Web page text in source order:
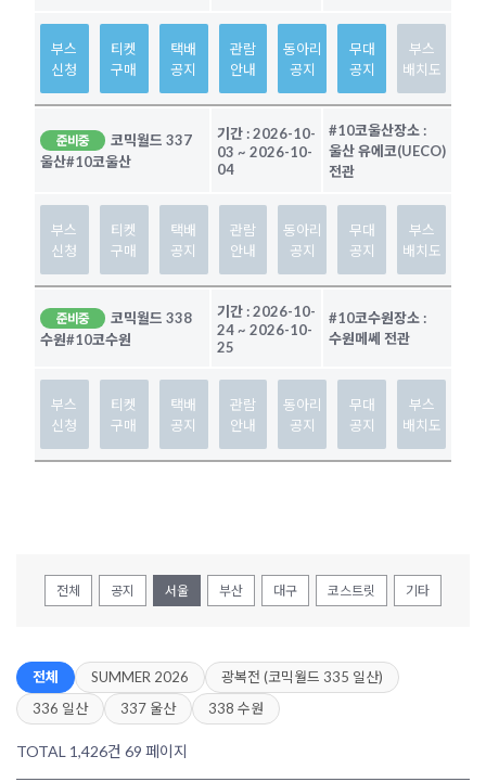
부스
신청
티켓
구매
택배
공지
관람
안내
동아리
공지
무대
공지
부스
배치도
준비중
코믹월드 337
울산#10코울산
기간 :2026-10-
03 ~ 2026-10-
04
#10코울산장소 :
울산 유에코(UECO)
전관
부스
신청
티켓
구매
택배
공지
관람
안내
동아리
공지
무대
공지
부스
배치도
준비중
코믹월드 338
수원#10코수원
기간 :2026-10-
24~ 2026-10-
25
#10코수원장소 :
수원메쎄 전관
부스
신청
티켓
구매
택배
공지
관람
안내
동아리
공지
무대
공지
부스
배치도
전체 공지 서울 부산 대구 코스트릿 기타
전체 SUMMER 2026
광복전 (코믹월드 335 일산)
336 일산
337 울산 338 수원
TOTAL 1,426건 69 페이지